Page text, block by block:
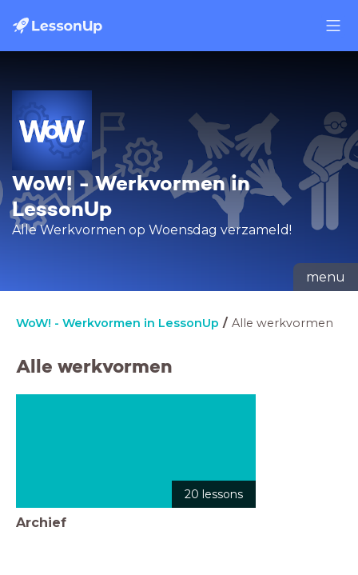
WoW! - Werkvormen in
LessonUp
Alle Werkvormen op Woensdag verzameld!
menu
WoW! - Werkvormen in LessonUp Alle werkvormen
Alle werkvormen
20 lessons
Archief